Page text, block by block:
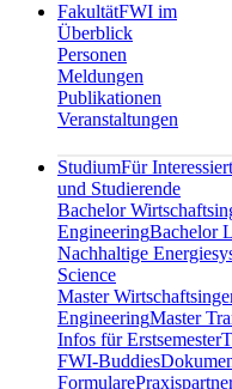
FakultätFWI im
Überblick
Personen
Meldungen
Publikationen
Veranstaltungen
StudiumFür
und Studierende
Bachelor
EngineeringBachelor
Nachhaltige
Science
Master
EngineeringMaster
Infos für Erstsemester
FWI-Buddies
Formulare